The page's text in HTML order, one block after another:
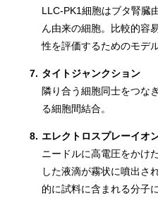
LLC-PK1細胞はブタ腎臓
ん由来の細胞。比較的容
性を評価するためのモデ
7. タイトジャンクション
隣り合う細胞同士をつな
る細胞間結合。
8. エレクトロスプレーイオ
ニードルに高電圧をかけ
した液滴が霧状に噴出さ
的に試料に含まれる分子